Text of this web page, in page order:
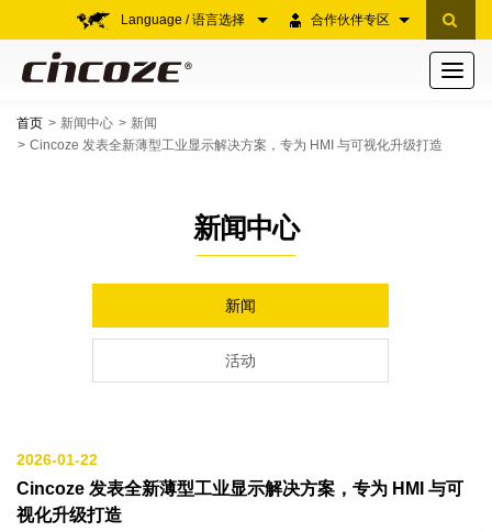
合作伙伴专区
Language / 语言选择
Toggle
首页 新闻中心
新闻
Cincoze 发表全新薄型工业显示解决方案，专为 HMI 与可视化升级打造
新闻中心
新闻
活动
2026-01-22
Cincoze 发表全新薄型工业显示解决方案，专为 HMI 与可
视化升级打造